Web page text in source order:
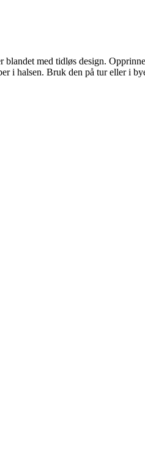
med tidløs design.
i halsen. Bruk den på tur eller i